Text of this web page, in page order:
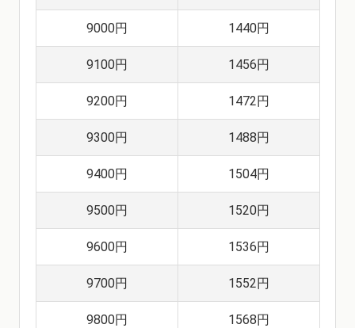
9000円 1440円
9100円 1456円
9200円 1472円
9300円 1488円
9400円 1504円
9500円 1520円
9600円 1536円
9700円 1552円
9800円 1568円